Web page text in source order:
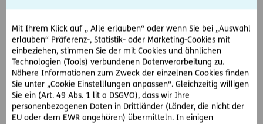
Mit Ihrem Klick auf „ Alle erlauben“ oder wenn Sie bei „Auswahl
erlauben“ Präferenz-, Statistik- oder Marketing-Cookies mit
einbeziehen, stimmen Sie der mit Cookies und ähnlichen
Technologien (Tools) verbundenen Datenverarbeitung zu.
Nähere Informationen zum Zweck der einzelnen Cookies finden
Sie unter „Cookie Einstelllungen anpassen“. Gleichzeitig willigen
Sie ein (Art. 49 Abs. 1 lit a DSGVO), dass wir Ihre
personenbezogenen Daten in Drittländer (Länder, die nicht der
EU oder dem EWR angehören) übermitteln. In einigen
Gebietsleiter Außendienst (m/w/d) in der Region
Steiermark
Steiermark Vollzeit
Mehr erfahren